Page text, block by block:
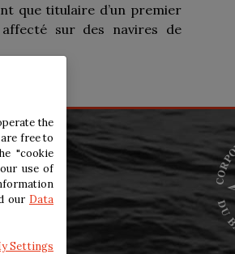
que titulaire d’un premier
sur des navires de
the
free to
"cookie
use of
our Data
Settings